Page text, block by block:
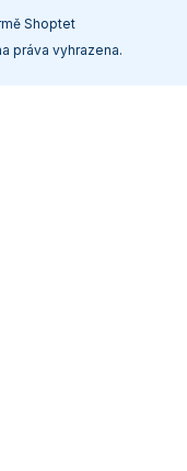
Shoptet
práva vyhrazena.